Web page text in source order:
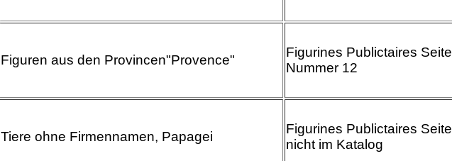
Figuren aus den Provincen"Provence"
Figurines Publictaires Seite
Nummer 12
Tiere ohne Firmennamen, Papagei
Figurines Publictaires Seite
nicht im Katalog